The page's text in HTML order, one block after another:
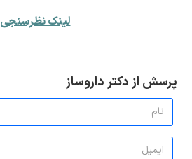
لینک نظرسنجی
پرسش از دکتر داروساز